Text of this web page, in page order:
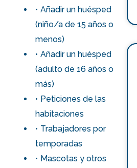
Añadir un huésped
(niño/a de 15 años o
menos)
Añadir un huésped
(adulto de 16 años o
más)
Peticiones de las
habitaciones
Trabajadores por
temporadas
Mascotas y otros